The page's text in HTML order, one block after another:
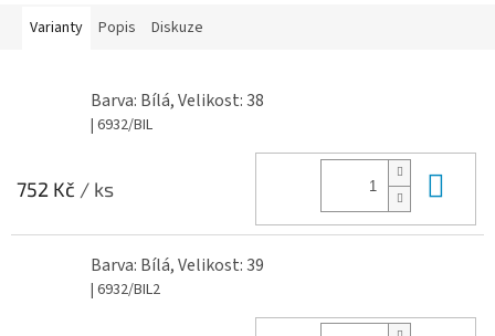
Varianty Popis Diskuze
Barva: Bílá, Velikost: 38
| 6932/BIL
752 Kč / ks
Barva: Bílá, Velikost: 39
| 6932/BIL2